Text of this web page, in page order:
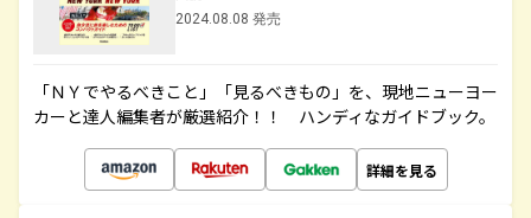
2024.08.08 発売
「ＮＹでやるべきこと」「見るべきもの」を、現地ニューヨー
カーと達人編集者が厳選紹介！！ ハンディなガイドブック。
詳細を見る